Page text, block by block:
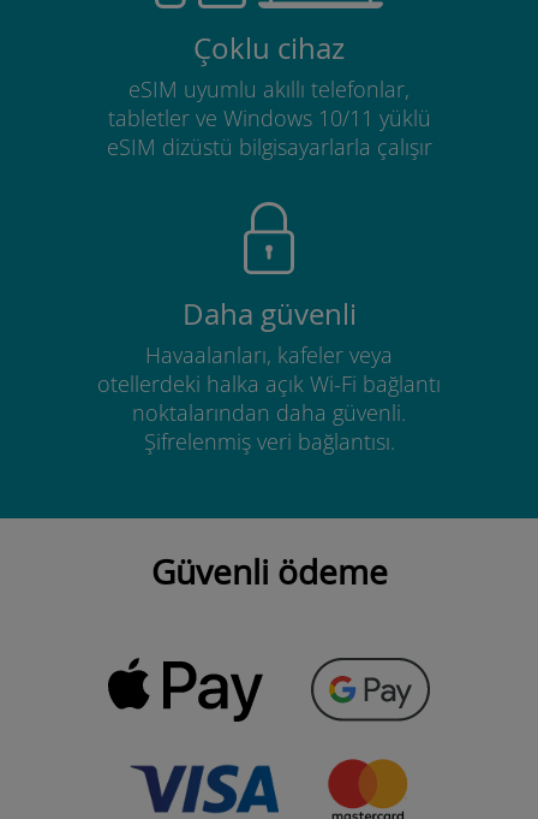
Çoklu cihaz
eSIM uyumlu akıllı telefonlar,
tabletler ve Windows 10/11 yüklü
eSIM dizüstü bilgisayarlarla çalışır
Daha güvenli
Havaalanları, kafeler veya
otellerdeki halka açık Wi-Fi bağlantı
noktalarından daha güvenli.
Şifrelenmiş veri bağlantısı.
Güvenli ödeme